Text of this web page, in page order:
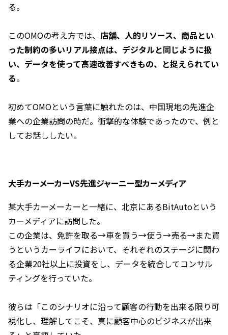
る。
このOMOの考え方では、 店舗、人的リソース、商品とい
った制約の多いリアル接点は、デジタルと同じように扱
い、データを使って高速改善すべきもの、と捉えられてい
る。
初めてOMOという言葉に触れたのは、中国現地の先進企
業への企業訪問の時だ。衝撃的な体験であったので、例と
してお話ししたい。
大手カーメーカーVS先進ジャーニー型カーメディア
某大手カーメーカーと一緒に、北京にあるBitAutoという
カーメディアに訪問した。
この企業は、免許を取る→車を買う→使う→売る→また買
うというカーライフにおいて、それぞれのステージに関わ
る企業20社以上に投資をし、データを統合してコンサル
ティングを行っていた。
彼らは「このシナリオに沿って顧客の行動を出来る限り可
視化し、理解してこそ、真に顧客中心のビジネスが出来